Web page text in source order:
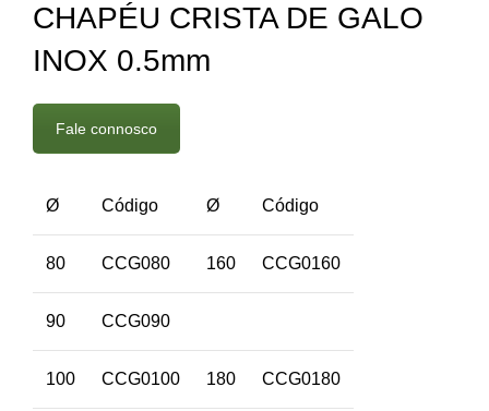
CHAPÉU CRISTA DE GALO
INOX 0.5mm
Fale connosco
Ø Código Ø Código
80 CCG080 160 CCG0160
90 CCG090
100 CCG0100 180 CCG0180